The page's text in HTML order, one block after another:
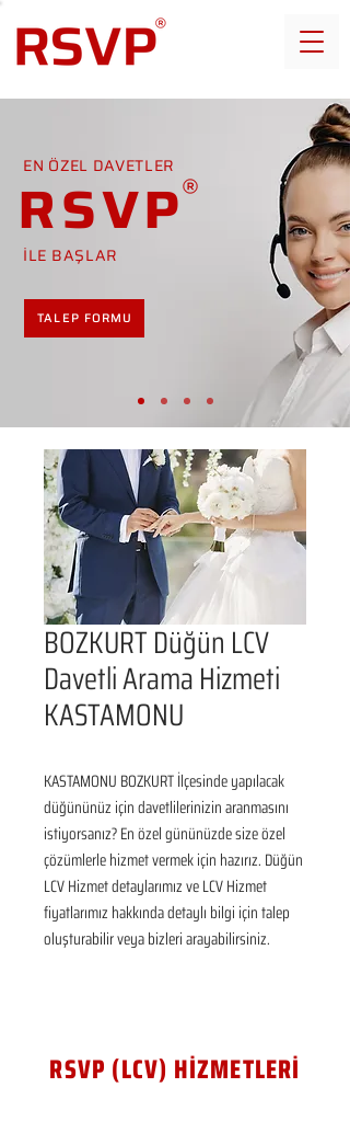
EN ÖZEL DAVETLER
RSVP
İLE BAŞLAR
TALEP FORMU
BOZKURT Düğün LCV
Davetli Arama Hizmeti
KASTAMONU
KASTAMONU BOZKURT İlçesinde yapılacak
düğününüz için davetlilerinizin aranmasını
istiyorsanız? En özel gününüzde size özel
çözümlerle hizmet vermek için hazırız. Düğün
LCV Hizmet detaylarımız ve LCV Hizmet
fiyatlarımız hakkında detaylı bilgi için talep
oluşturabilir veya bizleri arayabilirsiniz.
RSVP (LCV) HİZMETLERİ